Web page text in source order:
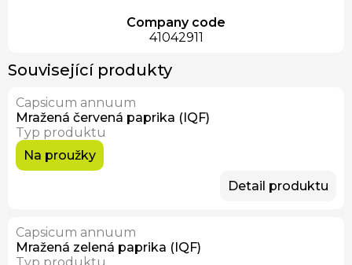
Company code
41042911
Související produkty
Capsicum annuum
Mražená červená paprika (IQF)
Typ produktu
Na proužky
Detail produktu
Capsicum annuum
Mražená zelená paprika (IQF)